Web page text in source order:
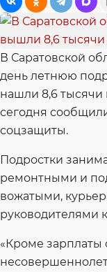
В Саратовской
день летнюю
нашли 8,6
сегодня
соцзащиты.
Подростки
ремонтными и
вожатыми,
руководителями
«Кроме зарплаты